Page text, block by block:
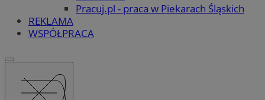
Pracuj.pl - praca w Piekarach Śląskich
REKLAMA
WSPÓŁPRACA